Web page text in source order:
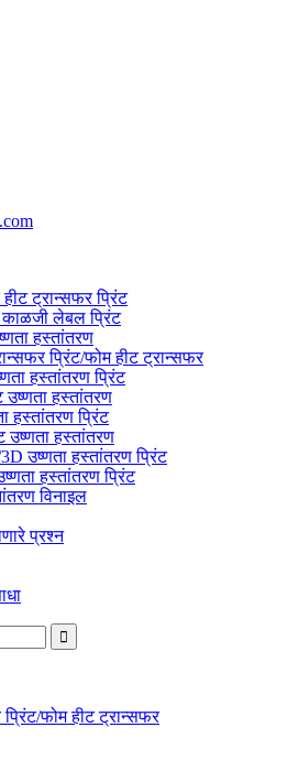
ट्रान्सफर प्रिंट
लेबल प्रिंट
हस्तांतरण
प्रिंट/फोम हीट ट्रान्सफर
हस्तांतरण प्रिंट
उष्णता हस्तांतरण
हस्तांतरण प्रिंट
उष्णता हस्तांतरण
उष्णता हस्तांतरण प्रिंट
हस्तांतरण प्रिंट
विनाइल
प्रश्न
फोम हीट ट्रान्सफर